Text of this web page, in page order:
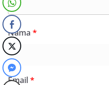
Nama *
Email*